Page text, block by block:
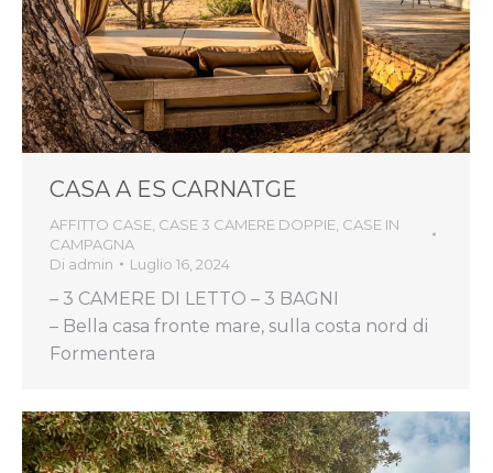
CASA A ES CARNATGE
AFFITTO CASE, CASE 3 CAMERE DOPPIE, CASE IN
CAMPAGNA
Di admin Luglio 16, 2024
– 3 CAMERE DI LETTO – 3 BAGNI
– Bella casa fronte mare, sulla costa nord di
Formentera